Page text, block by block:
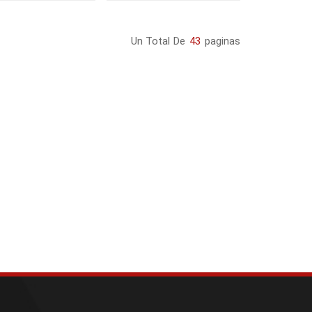
Un Total De 43 Paginas